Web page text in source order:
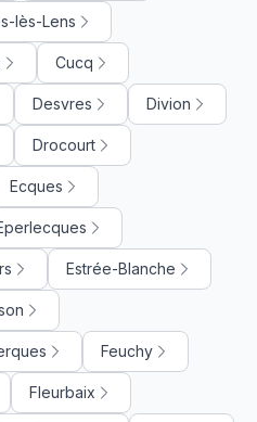
lès-Lens
Cucq
Desvres Divion
Drocourt
Ecques
Estrée-Blanche
Feuchy
Fleurbaix